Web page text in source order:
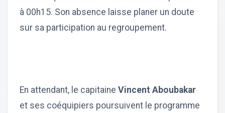
à 00h15. Son absence laisse planer un doute
sur sa participation au regroupement.
En attendant, le capitaine Vincent Aboubakar
et ses coéquipiers poursuivent le programme